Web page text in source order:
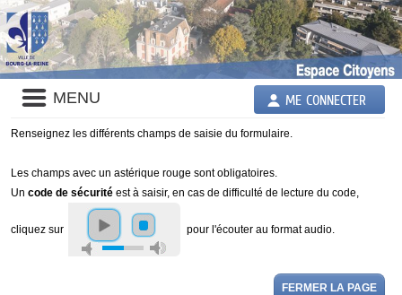
Liste
des
MENU ME CONNECTER
Renseignez les différents champs de saisie du formulaire.
Les champs avec un astérique rouge sont obligatoires.
Un code de sécurité est à saisir, en cas de difficulté de lecture du code,
cliquez sur pour l'écouter au format audio.
FERMER LA PAGE
Panneau de gestion des cookies